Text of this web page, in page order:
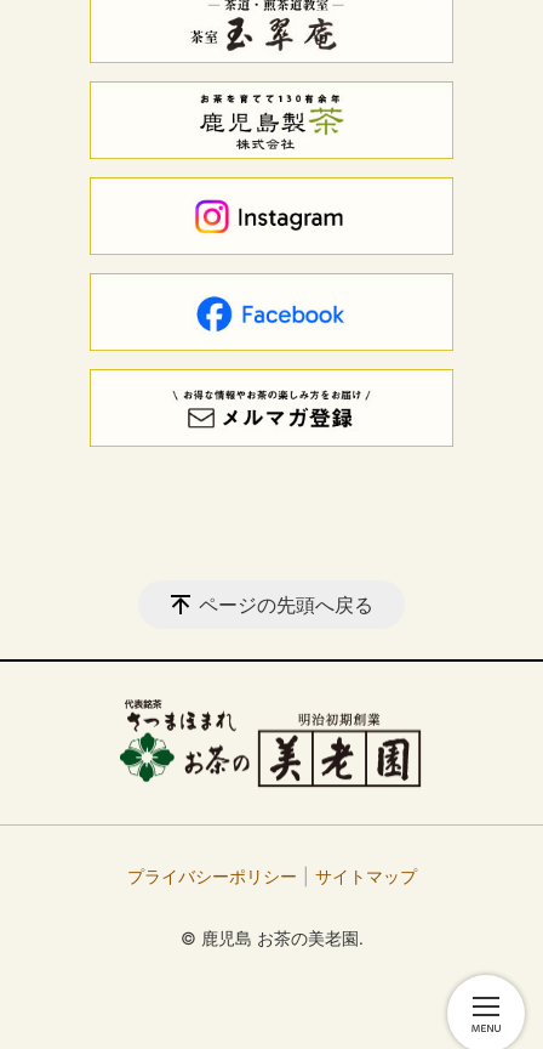
ページの先頭へ戻る
プライバシーポリシー サイトマップ
© 鹿児島 お茶の美老園.